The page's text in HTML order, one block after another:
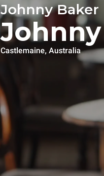
Johnny Baker
Castlemaine, Australia